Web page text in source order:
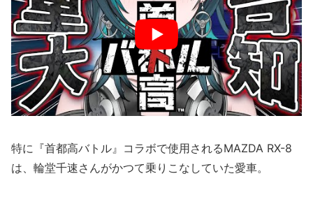
特に『首都高バトル』コラボで使用されるMAZDA RX-8
は、輪堂千速さんがかつて乗りこなしていた愛車。